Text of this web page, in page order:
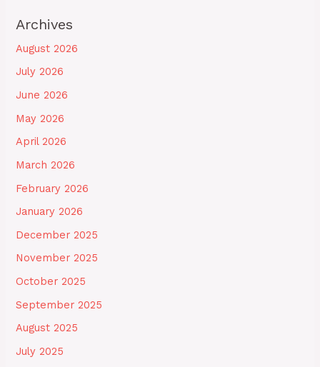
Archives
August 2026
July 2026
June 2026
May 2026
April 2026
March 2026
February 2026
January 2026
December 2025
November 2025
October 2025
September 2025
August 2025
July 2025